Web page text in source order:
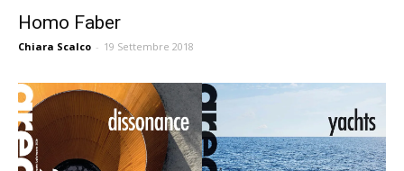
Homo Faber
Chiara Scalco - 19 Settembre 2018